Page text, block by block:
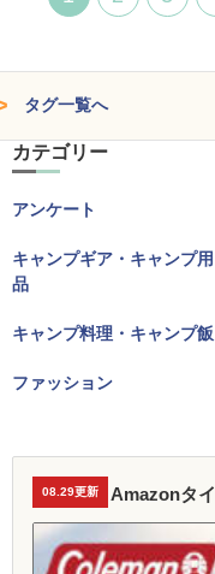
タグ一覧へ
カテゴリー
アンケート
キャンプギア・キャンプ用
品
キャンプ料理・キャンプ飯
ファッション
08.29更新 Amazonタ